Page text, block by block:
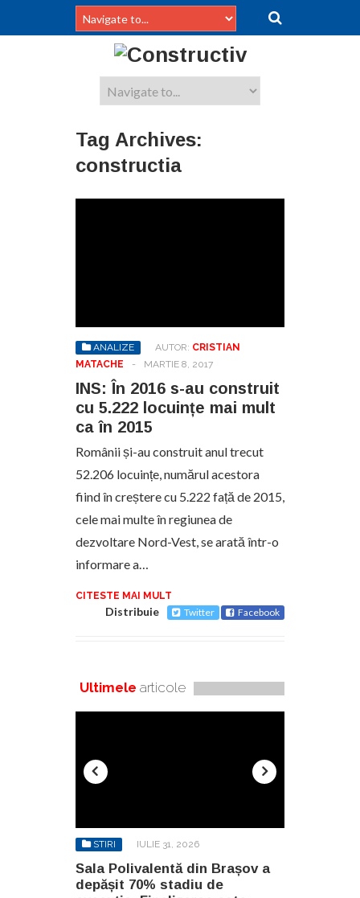
Tag Archives:
constructia
ANALIZE AUTOR: CRISTIAN
MATACHE
- MARTIE 8, 2017
INS: În 2016 s-au construit
cu 5.222 locuințe mai mult
ca în 2015
Românii și-au construit anul trecut
52.206 locuințe, numărul acestora
fiind în creștere cu 5.222 față de 2015,
cele mai multe în regiunea de
dezvoltare Nord-Vest, se arată într-o
informare a…
CITESTE MAI MULT
Distribuie Twitter Facebook
Ultimele articole
STIRI IULIE 31, 2026
Sala Polivalentă din Brașov a
depășit 70% stadiu de